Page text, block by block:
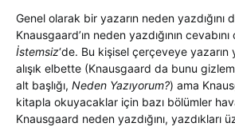
Genel olarak bir yazarın neden yazdığını
Knausgaard’ın neden yazdığının
İstemsiz‘de. Bu kişisel çerçeveye yazarın
alışık elbette (Knausgaard da bunu
alt başlığı, Neden Yazıyorum?) ama
kitapla okuyacaklar için bazı bölümler
Knausgaard neden yazdığını, yazdıkları